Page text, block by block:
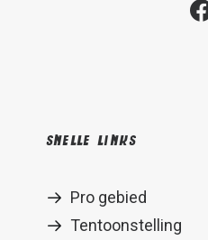
Snelle links
Pro gebied
Tentoonstelling